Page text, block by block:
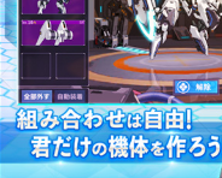
牧場婚活
DEAD OR ALIVE XVV
パズル/クイズ
ノベル